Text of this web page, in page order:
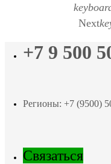
Next
+7 9 500
Регионы: +7 (9500)
Связаться